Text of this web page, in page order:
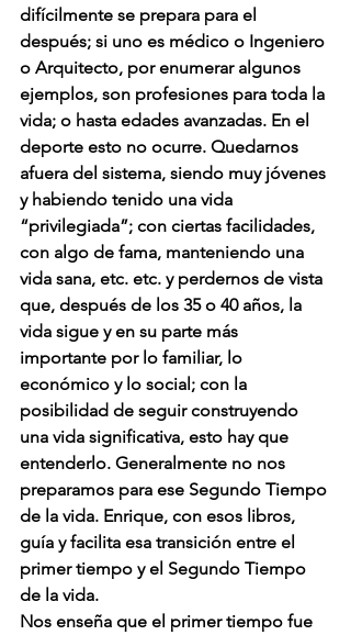
difícilmente se prepara para el
después; si uno es médico o Ingeniero
o Arquitecto, por enumerar algunos
ejemplos, son profesiones para toda la
vida; o hasta edades avanzadas. En el
deporte esto no ocurre. Quedarnos
afuera del sistema, siendo muy jóvenes
y habiendo tenido una vida
“privilegiada”; con ciertas facilidades,
con algo de fama, manteniendo una
vida sana, etc. etc. y perdernos de vista
que, después de los 35 o 40 años, la
vida sigue y en su parte más
importante por lo familiar, lo
económico y lo social; con la
posibilidad de seguir construyendo
una vida significativa, esto hay que
entenderlo. Generalmente no nos
preparamos para ese Segundo Tiempo
de la vida. Enrique, con esos libros,
guía y facilita esa transición entre el
primer tiempo y el Segundo Tiempo
de la vida.
Nos enseña que el primer tiempo fue